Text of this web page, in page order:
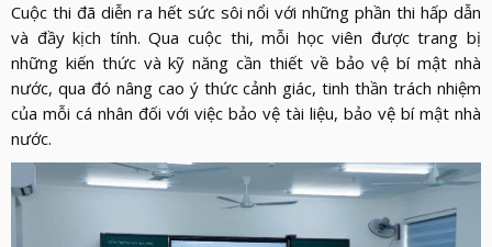
Cuộc thi đã diễn ra hết sức sôi nổi với những phần thi hấp dẫn
và đầy kịch tính. Qua cuộc thi, mỗi họcviên được trang bị
những kiến thức và kỹ năng cần thiết về bảo vệ bí mật nhà
nước, qua đó nâng cao ý thức cảnh giác, tinh thần trách nhiệm
của mỗi cá nhân đối với việc bảo vệ tài liệu, bảo vệ bí mật nhà
nước.